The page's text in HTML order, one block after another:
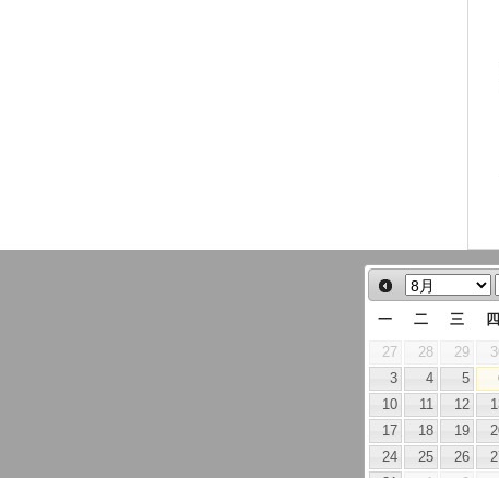
一 二 三 四
27 28 29
3
4 5
10
11 12
17
18 19
24
25 26